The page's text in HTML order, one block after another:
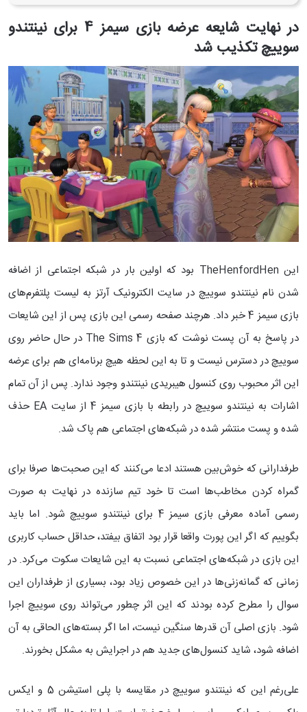
در نهایت شایعه عرضه بازی سیمز 4 برای نینتندو
سوییچ تکذیب شد
این TheHenfordHen بود که اولین بار در شبکه اجتماعی از اضافه
شدن نام نینتندو سوییچ در سایت الکترونیک آرتز به لیست پلتفرم‌های
بازی سیمز 4 خبر داد. هرچند صفحه رسمی این بازی پس از این شایعات
در پاسخ به آن پست نوشت که بازی The Sims 4 در حال حاضر روی
سوییچ در دسترس نیست و تا به این لحظه هیچ برنامه‌ای هم برای عرضه
این اثر محبوب روی کنسول هیبریدی نینتندو وجود ندارد. پس از آن تمام
اشارات به نینتندو سوییچ در رابطه با بازی سیمز 4 از سایت EA حذف
شده و پست منتشر شده در شبکه‌های اجتماعی هم پاک شد.
طرفدارانی که خوش‌بین هستند ادعا می‌کنند که این صحبت‌ها صرفا برای
گمراه کردن مخاطب‌ها است تا خود تیم سازنده در نهایت به صورت
رسمی آماده معرفی بازی سیمز 4 برای نینتندو سوییچ شود. اما باید
بگوییم که اگر این پورت واقعا قرار بود اتفاق بیفتد، حداقل حساب کاربری
این بازی در شبکه‌های اجتماعی نسبت به این شایعات سکوت می‌کرد. در
زمانی که گمانه‌زنی‌ها در این خصوص زیاد بود، بسیاری از طرفداران این
سوال را مطرح کرده بودند که این اثر چطور می‌تواند روی سوییچ اجرا
شود. بازی اصلی آن قدرها سنگین نیست، اما اگر بسته‌های الحاقی به آن
اضافه شود، شاید کنسول‌های جدید هم در اجرایش به مشکل بخورند.
علی‌رغم این که نینتندو سوییچ در مقایسه با پلی استیشن 5 و ایکس